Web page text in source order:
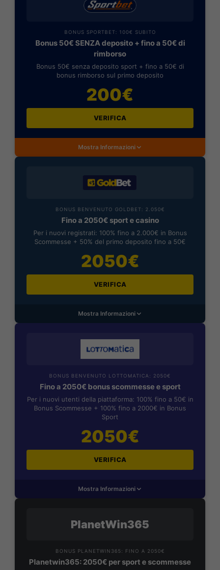
BONUS SPORTBET: 100€ SUBITO
Bonus 50€ SENZA deposito + fino a 50€ di
rimborso
Bonus 50€ senza deposito sport + fino a 50€ di
bonus rimborso sul primo deposito
200€
VERIFICA
Mostra Informazioni
BONUS BENVENUTO GOLDBET: 2.050€
Fino a 2050€ sport e casino
Per i nuovi registrati: 100% fino a 2.000€ in Bonus
Scommesse + 50% del primo deposito fino a 50€
2050€
VERIFICA
Mostra Informazioni
BONUS BENVENUTO LOTTOMATICA: 2050€
Fino a 2050€ bonus scommesse e sport
Per i nuovi utenti della piattaforma: 100% fino a 50€ in
Bonus Scommesse + 100% fino a 2000€ in Bonus
Sport
2050€
VERIFICA
Mostra Informazioni
PlanetWin365
BONUS PLANETWIN365: FINO A 2050€
Planetwin365: 2050€ per sport e scommesse